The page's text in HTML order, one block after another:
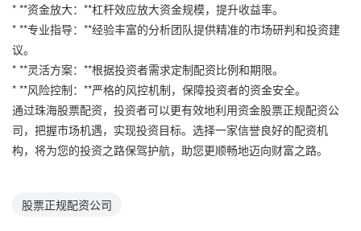
* **资金放大：**杠杆效应放大资金规模，提升收益率。
* **专业指导：**经验丰富的分析团队提供精准的市场研判和投资建
议。
* **灵活方案：**根据投资者需求定制配资比例和期限。
* **风险控制：**严格的风控机制，保障投资者的资金安全。
通过珠海股票配资，投资者可以更有效地利用资金股票正规配资公
司，把握市场机遇，实现投资目标。选择一家信誉良好的配资机
构，将为您的投资之路保驾护航，助您更顺畅地迈向财富之路。
股票正规配资公司